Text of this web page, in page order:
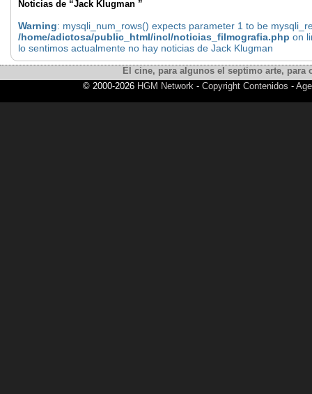
Noticias de “Jack Klugman ”
Warning: mysqli_num_rows() expects parameter 1 to be
/home/adictosa/public_html/incl/noticias_filmografia.php on
lo sentimos actualmente no hay noticias de Jack Klugman
El cine, para algunos el septimo arte,
© 2000-2026 HGM Network- Copyright Contenidos -